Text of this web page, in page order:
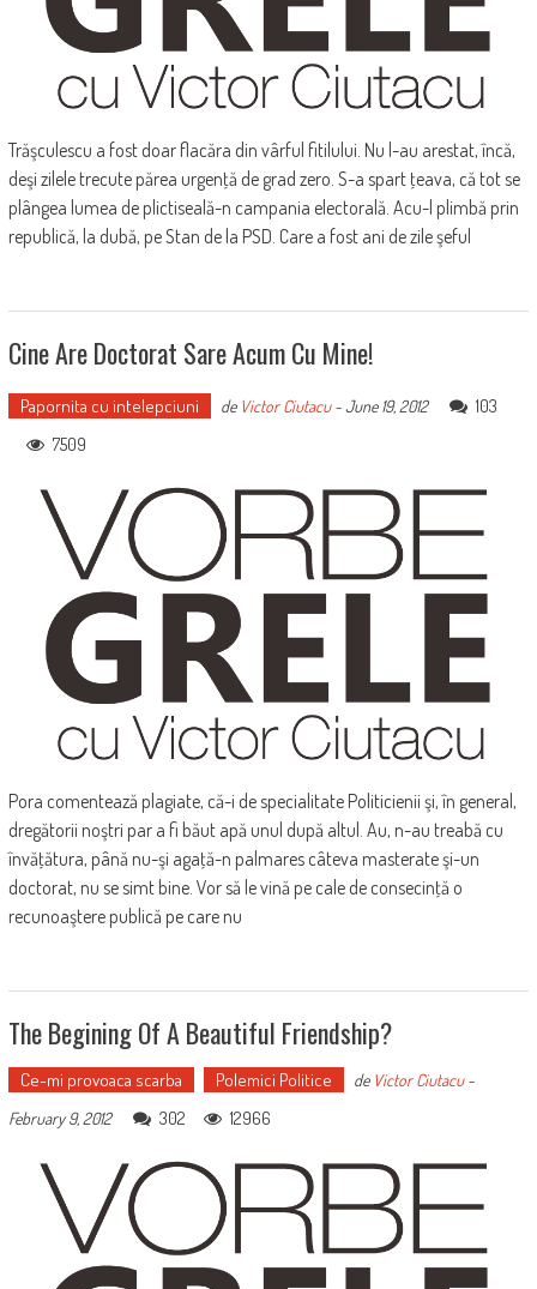
Trăşculescu a fost doar flacăra din vârful fitilului. Nu l-au arestat, încă,
deşi zilele trecute părea urgenţă de grad zero. S-a spart ţeava, că tot se
plângea lumea de plictiseală-n campania electorală. Acu-l plimbă prin
republică, la dubă, pe Stan de la PSD. Care a fost ani de zile şeful
Cine Are Doctorat Sare Acum Cu Mine!
Papornita cu intelepciuni de Victor Ciutacu-June 19, 2012
103
7509
Pora comentează plagiate, că-i de specialitate Politicienii şi, în general,
dregătorii noştri par a fi băut apă unul după altul. Au, n-au treabă cu
învăţătura, până nu-şi agaţă-n palmares câteva masterate şi-un
doctorat, nu se simt bine. Vor să le vină pe cale de consecinţă o
recunoaştere publică pe care nu
The Begining Of A Beautiful Friendship?
Ce-mi provoaca scarba Polemici Politice de Victor Ciutacu-
February 9, 2012
302 12966